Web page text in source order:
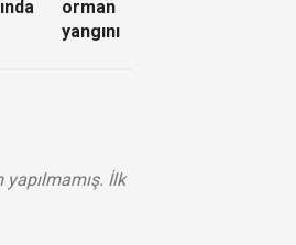
orman
yangını
İlk